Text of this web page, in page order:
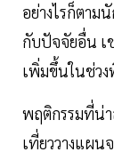
อย่างไรก็ตาม
กับปัจจัยอื่น เ
เพิ่มขึ้นในช่ว
พฤติกรรมที่น่า
เที่ยววางแผน